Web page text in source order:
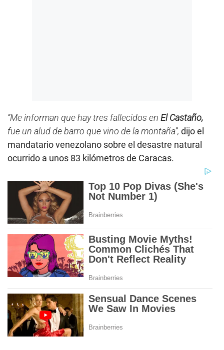
“Me informan que hay tres fallecidos en El Castaño,
fue un alud de barro que vino de la montaña”, dijo el
mandatario venezolano sobre el desastre natural
ocurrido a unos 83 kilómetros de Caracas.